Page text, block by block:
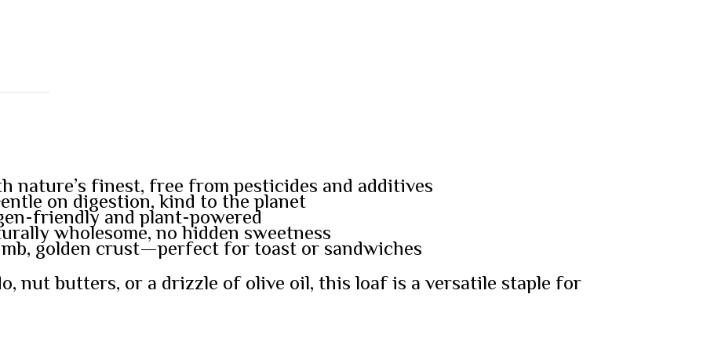
nature’s finest, free from pesticides and additives
on digestion, kind to the planet
friendly and plant-powered
wholesome, no hidden sweetness
golden crust—perfect for toast or sandwiches
nut butters, or a drizzle of olive oil, this loaf is a versatile staple for